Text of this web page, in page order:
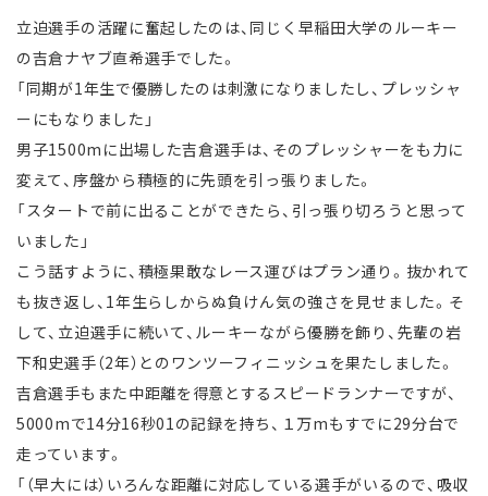
立迫選手の活躍に奮起したのは、同じく早稲田大学のルーキー
の吉倉ナヤブ直希選手でした。
「同期が1年生で優勝したのは刺激になりましたし、プレッシャ
ーにもなりました」
男子1500mに出場した吉倉選手は、そのプレッシャーをも力に
変えて、序盤から積極的に先頭を引っ張りました。
「スタートで前に出ることができたら、引っ張り切ろうと思って
いました」
こう話すように、積極果敢なレース運びはプラン通り。抜かれて
も抜き返し、1年生らしからぬ負けん気の強さを見せました。そ
して、立迫選手に続いて、ルーキーながら優勝を飾り、先輩の岩
下和史選手（2年）とのワンツーフィニッシュを果たしました。
吉倉選手もまた中距離を得意とするスピードランナーですが、
5000mで14分16秒01の記録を持ち、１万mもすでに29分台で
走っています。
「（早大には）いろんな距離に対応している選手がいるので、吸収